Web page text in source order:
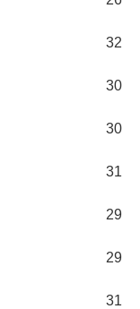
32
30
30
31
29
29
31